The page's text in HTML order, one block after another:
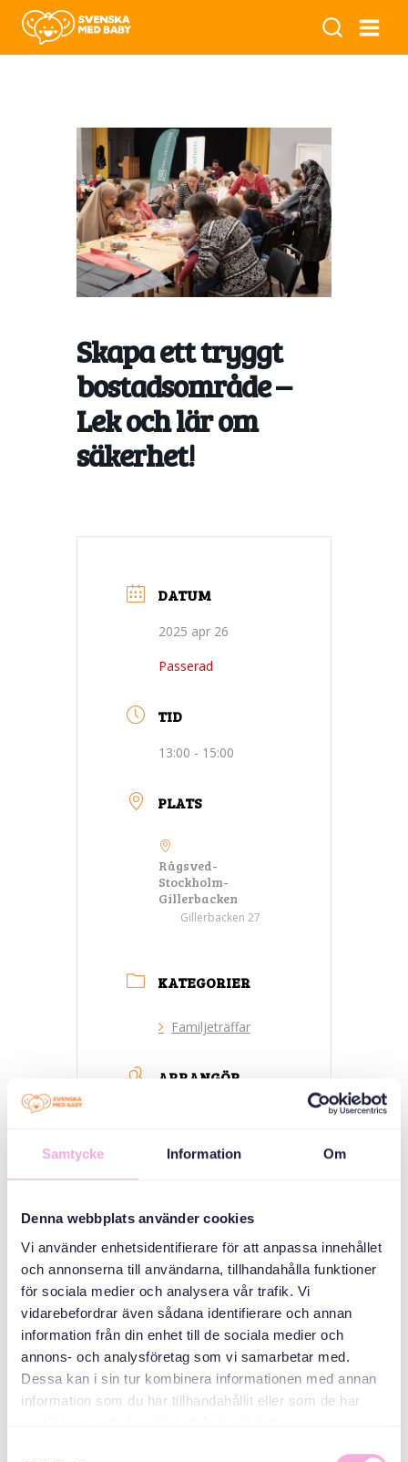
Samtycke Information Om
Denna webbplats använder cookies
Vi använder enhetsidentifierare för att anpassa innehållet
och annonserna till användarna, tillhandahålla funktioner
för sociala medier och analysera vår trafik. Vi
vidarebefordrar även sådana identifierare och annan
information från din enhet till de sociala medier och
annons- och analysföretag som vi samarbetar med.
Dessa kan i sin tur kombinera informationen med annan
information som du har tillhandahållit eller som de har
Skapa ett tryggt
bostadsområde –
Lek och lär om
säkerhet!
DATUM
2025 apr 26
Passerad
TID
13:00 - 15:00
PLATS
Rågsved-
Stockholm-
Gillerbacken
Gillerbacken 27
KATEGORIER
Familjeträffar
ARRANGÖR
Svenska med baby
E-post
bokningen@svenskamedbaby.se
MEDARRANGÖRER